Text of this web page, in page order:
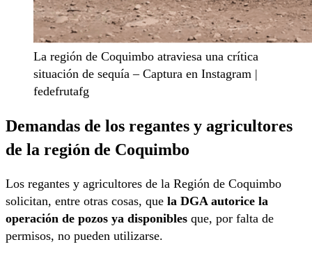
La región de Coquimbo atraviesa una crítica
situación de sequía – Captura en Instagram |
fedefrutafg
Demandas de los regantes y agricultores
de la región de Coquimbo
Los regantes y agricultores de la Región de Coquimbo
solicitan, entre otras cosas, que la DGA autorice la
operación de pozos ya disponibles que, por falta de
permisos, no pueden utilizarse.